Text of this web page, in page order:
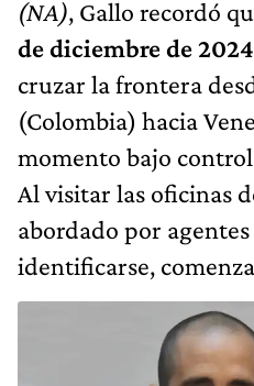
(NA), Gallo recordó
de diciembre de
cruzar la frontera
(Colombia) hacia
momento bajo
Al visitar las oficinas
abordado por
identificarse,